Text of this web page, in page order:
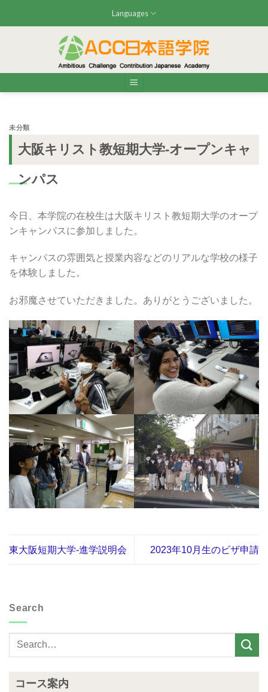
Languages
Search
コース案内
未分類
大阪キリスト教短期大学-オープンキャ
ンパス
今日、本学院の在校生は大阪キリスト教短期大学のオープ
ンキャンパスに参加しました。
キャンパスの雰囲気と授業内容などのリアルな学校の様子
を体験しました。
お邪魔させていただきました。ありがとうございました。
東大阪短期大学-進学説明会 2023年10月生のビザ申請